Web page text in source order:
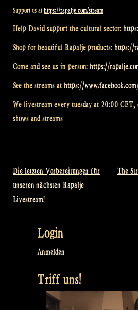
Support us athttps://rapalje.com/stream
Help David support the cultural sector:
Shop for beautiful Rapalje products: https://
Come and see us in person: https://
See the streams at https://
We livestream every tuesday at 20:00 CET,
shows and streams
Beitragsnavigation
Die letzten Vorbereitungen für
unseren nächsten Rapalje
Livestream!
The
Login
Anmelden
Triff uns!